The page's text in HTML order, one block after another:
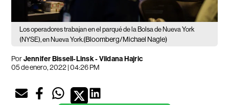
Los operadores trabajan en el parqué de la Bolsa de Nueva York
(NYSE), en Nueva York.(Bloomberg/Michael Nagle)
PorJennifer Bissell-Linsk - Vildana Hajric
05 de enero, 2022 | 04:26 PM